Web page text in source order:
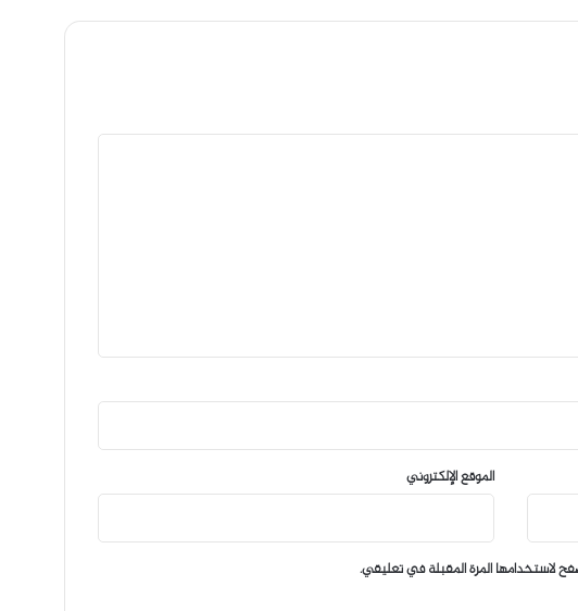
الموقع الإلكتروني
لاستخدامها المرة المقبلة في تعليقي.